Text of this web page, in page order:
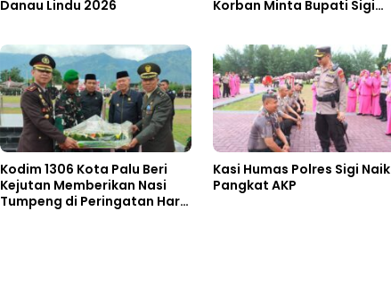
Danau Lindu 2026
Korban Minta Bupati Sigi
Kodim 1306 Kota Palu Beri
Kejutan Memberikan Nasi
Tumpeng di Peringatan Hari
Kasi Humas Polres Sigi Naik
Pangkat AKP